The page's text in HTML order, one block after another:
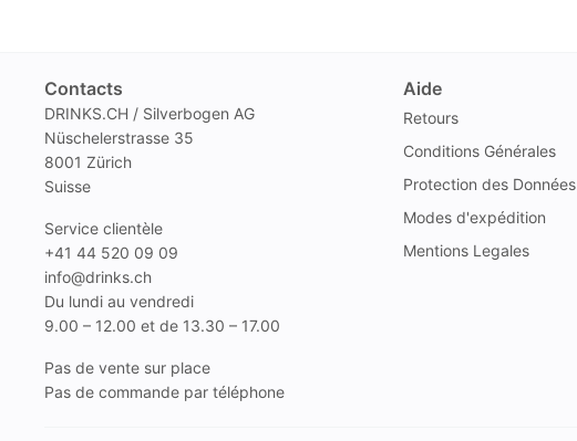
Contacts
DRINKS.CH / Silverbogen AG
Nüschelerstrasse 35
8001 Zürich
Suisse
Service clientèle
+41 44 520 09 09
info@drinks.ch
Du lundi au vendredi
9.00 – 12.00 et de 13.30 – 17.00
Pas de vente sur place
Pas de commande par téléphone
Aide
Retours
Conditions Générales
Protection des Données
Modes d'expédition
Mentions Legales